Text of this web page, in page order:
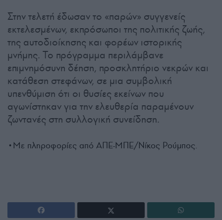
Στην τελετή έδωσαν το «παρών» συγγενείς
εκτελεσμένων, εκπρόσωποι της πολιτικής ζωής,
της αυτοδιοίκησης και φορέων ιστορικής
μνήμης. Το πρόγραμμα περιλάμβανε
επιμνημόσυνη δέηση, προσκλητήριο νεκρών και
κατάθεση στεφάνων, σε μια συμβολική
υπενθύμιση ότι οι θυσίες εκείνων που
αγωνίστηκαν για την ελευθερία παραμένουν
ζωντανές στη συλλογική συνείδηση.
•Με πληροφορίες από ΑΠΕ-ΜΠΕ/Νίκος Ρούμπος.